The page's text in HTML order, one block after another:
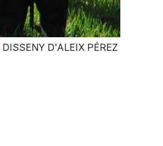
DISSENY D'ALEIX PÉREZ